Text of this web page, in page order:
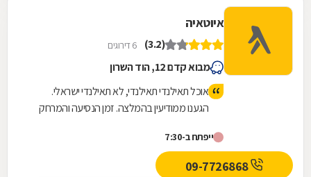
איוטאיה
(3.2) 6 דירוגים
מבוא קדם 12, הוד השרון
אוכל תאילנדי תאילנדי, לא תאילנדי ישראלי.
הגענו ממודיעין בהמלצה. זמן הנסיעה והמרחק
עלות.
ייפתח ב-7:30
09-7726868